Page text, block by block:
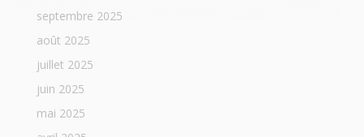
septembre 2025
août 2025
juillet 2025
juin 2025
mai 2025